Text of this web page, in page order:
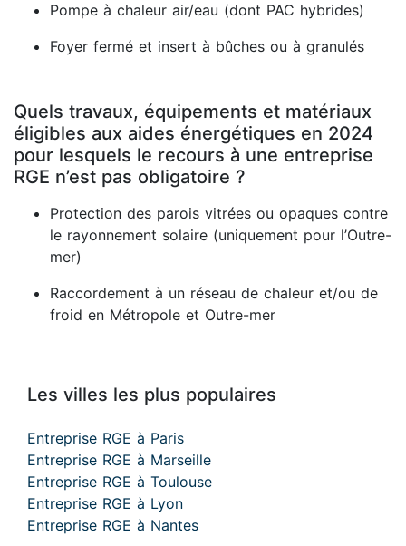
Pompe à chaleur air/eau (dont PAC hybrides)
Foyer fermé et insert à bûches ou à granulés
Quels travaux, équipements et matériaux
éligibles aux aides énergétiques en 2024
pour lesquels le recours à une entreprise
RGE n’est pas obligatoire ?
Protection des parois vitrées ou opaques contre
le rayonnement solaire (uniquement pour l’Outre-
mer)
Raccordement à un réseau de chaleur et/ou de
froid en Métropole et Outre-mer
Les villes les plus populaires
Entreprise RGE à Paris
Entreprise RGE à Marseille
Entreprise RGE à Toulouse
Entreprise RGE à Lyon
Entreprise RGE à Nantes